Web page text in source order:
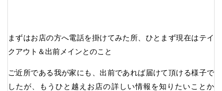
まずはお店の方へ電話を掛けてみた所、ひとまず現在はテイ
クアウト＆出前メインとのこと
ご近所である我が家にも、出前であれば届けて頂ける様子で
したが、もうひと越えお店の詳しい情報を知りたいことか